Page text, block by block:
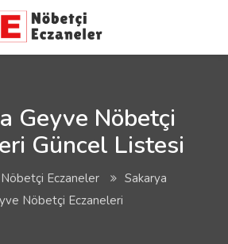
Geyve Nöbetçi
Güncel Listesi
Nöbetçi Eczaneler
Sakarya
Nöbetçi Eczaneleri